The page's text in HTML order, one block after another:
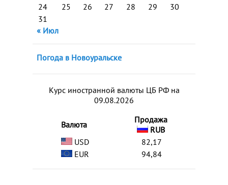
24
25 26 27 28 29
30
31
« Июл
Погода в Новоуральске
Курс иностранной валюты ЦБ РФ на
09.08.2026
Валюта
Продажа
RUB
USD
82,17
EUR
94,84